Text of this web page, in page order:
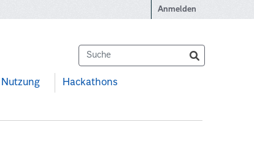
Anmelden
Nutzung Hackathons